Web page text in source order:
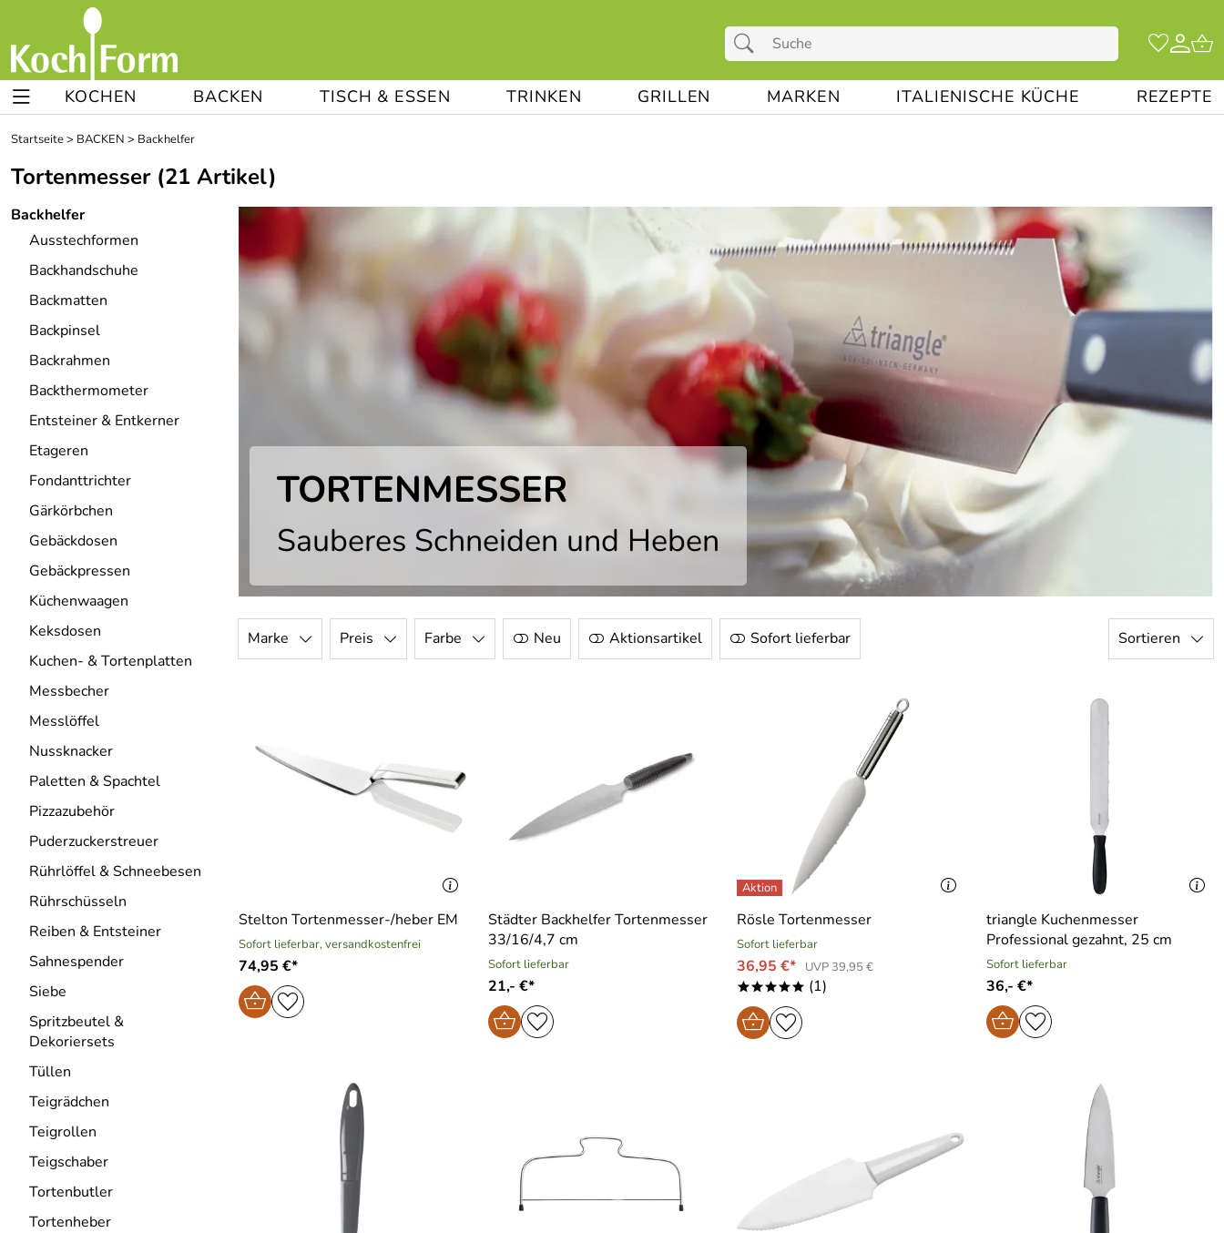
KOCHEN BACKEN TISCH & ESSEN TRINKEN GRILLEN MARKEN ITALIENISCHE KÜCHE REZEPTE
Startseite> BACKEN > Backhelfer
Tortenmesser(21 Artikel)
Backhelfer
Ausstechformen
Backhandschuhe
Backmatten
Backpinsel
Backrahmen
Backthermometer
Entsteiner & Entkerner
Etageren
Fondanttrichter
Gärkörbchen
Gebäckdosen
Gebäckpressen
Küchenwaagen
Keksdosen
Kuchen- & Tortenplatten
Messbecher
Messlöffel
Nussknacker
Paletten & Spachtel
Pizzazubehör
Puderzuckerstreuer
Rührlöffel & Schneebesen
Rührschüsseln
Reiben & Entsteiner
Sahnespender
Siebe
Spritzbeutel &
Dekoriersets
Tüllen
Teigrädchen
Teigrollen
Teigschaber
Tortenbutler
Tortenheber
TORTENMESSER
Sauberes Schneiden und Heben
Marke Preis Farbe Neu Aktionsartikel Sofort lieferbar Sortieren
Stelton Tortenmesser-/heber EM
Sofort lieferbar, versandkostenfrei
74,95 €*
Städter Backhelfer Tortenmesser
33/16/4,7 cm
Sofort lieferbar
21,- €*
Rösle Tortenmesser
Sofort lieferbar
36,95 €* UVP 39,95 €
***** (1)
triangle Kuchenmesser
Professional gezahnt, 25 cm
Sofort lieferbar
36,- €*